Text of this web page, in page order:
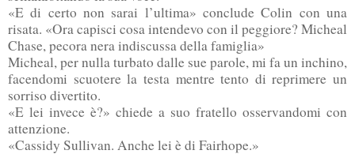
«E di certo non sarai l’ultima» conclude Colin con una
risata. «Ora capisci cosa intendevo con il peggiore? Micheal
Chase, pecora nera indiscussa della famiglia»
Micheal, per nulla turbato dalle sue parole, mi fa un inchino,
facendomi scuotere la testa mentre tento di reprimere un
sorriso divertito.
«E lei invece è?» chiede a suo fratello osservandomi con
attenzione.
«Cassidy Sullivan. Anche lei è di Fairhope.»